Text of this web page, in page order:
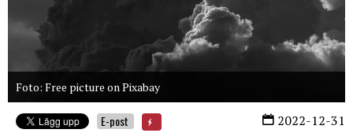
Foto: Free picture on Pixabay
2022-12-31
E-post